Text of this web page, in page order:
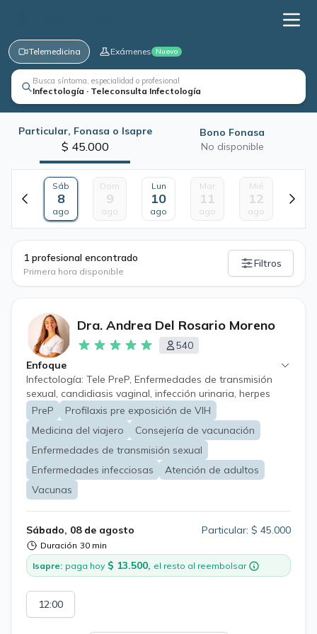
Telemedicina Exámenes Nuevo
Busca síntoma, especialidad o profesional
Infectología · Teleconsulta Infectología
Particular, Fonasa o Isapre
$ 45.000
Bono Fonasa
No disponible
Sáb
8
ago
Dom
9
ago
Lun
10
ago
Mar
11
ago
Mié
12
ago
1 profesional encontrado
Primera hora disponible
Filtros
Dra. Andrea Del Rosario Moreno
540
Enfoque
Infectología: Tele PreP, Enfermedades de transmisión
sexual, candidiasis vaginal, infección urinaria, herpes
zoster y neuralgia post herpética Medicina del viajero y
consejería de vacunación pre viaje, diarrea del viajero,
prevención malaria.
PreP
Profilaxis pre exposición de VIH
Medicina del viajero
Consejería de vacunación
Enfermedades de transmisión sexual
Enfermedades infecciosas
Atención de adultos
Vacunas
Sábado, 08 de agosto
Duración 30 min
Particular: $ 45.000
Isapre: paga hoy $ 13.500, el resto al reembolsar
12:00